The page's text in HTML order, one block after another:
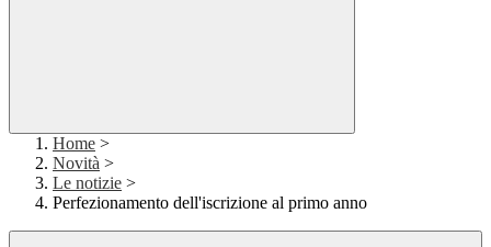
Home >
Novità >
Le notizie >
Perfezionamento dell'iscrizione al primo anno